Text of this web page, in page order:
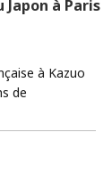
à Paris
à Kazuo
de